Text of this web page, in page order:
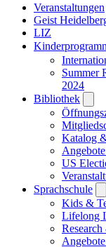
Veranstaltungen
Geist
LIZ
Summer
2024
Bibliothek
Katalog
US
Sprachschule
Kids &
Lifelong